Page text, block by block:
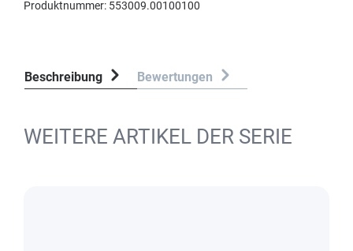
Produktnummer: 553009.00100100
Beschreibung Bewertungen
WEITERE ARTIKEL DER SERIE